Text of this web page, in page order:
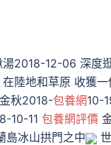
2018-12-06 深度
陸地和草原 收獲
秋2018-包養網10-
10-11 包養網評價
島冰山拱門之中